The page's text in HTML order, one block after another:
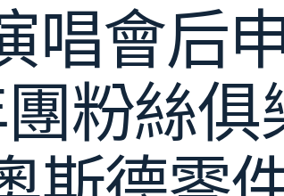
唱會后
粉絲俱